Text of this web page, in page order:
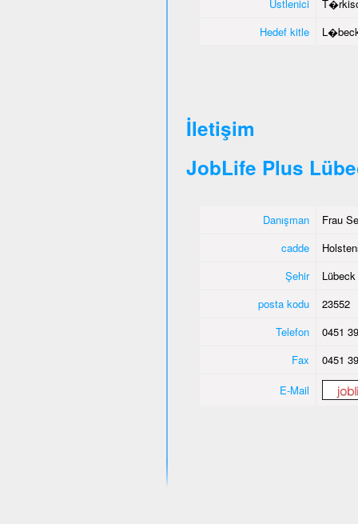
Üstlenici
Hedef kitle
İletişim
JobLife Plus
Danışman
Frau
cadde
Şehir
Lübeck
posta kodu
23552
Telefon
0451
Fax
0451
E-Mail